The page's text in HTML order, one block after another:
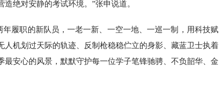
绝对安静的考试环境。”张申说道。
年履职的新队员，一老一新、一空一地、一巡一制，用科技赋
人机划过天际的轨迹、反制枪稳稳伫立的身影、藏蓝卫士执着
最安心的风景，默默守护每一位学子笔锋驰骋、不负韶华、金